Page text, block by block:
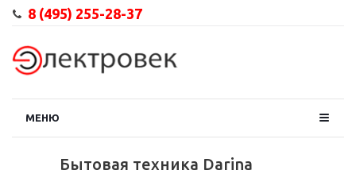
8 (495) 255-28-37
МЕНЮ
Бытовая техника Darina